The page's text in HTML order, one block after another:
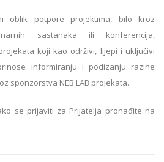
oblik potpore projektima, bilo kroz
sastanaka ili konferencija,
koji kao održivi, lijepi i uključivi
informiranju i podizanju razine
sponzorstva NEB LAB projekata.
se prijaviti za Prijatelja pronađite na